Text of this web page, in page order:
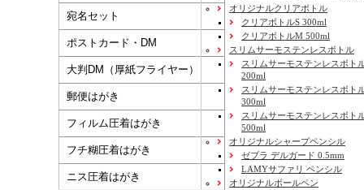
宛名セット
ポストカード・DM
大判DM（厚紙フライヤー）
郵便はがき
フィルム圧着はがき
フチ糊圧着はがき
ニス圧着はがき
オリジナルクリアボトル
クリアボトルS 300ml
クリアボトルM 500ml
スリムサーモステンレスボトル
スリムサーモステンレスボト
200ml
スリムサーモステンレスボト
300ml
スリムサーモステンレスボト
500ml
オリジナルシャープペンシル
ゼブラ デルガード 0.5mm
LAMYサファリ ペンシル
オリジナルボールペン